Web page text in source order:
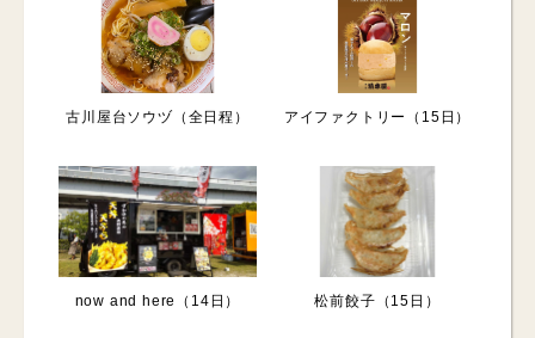
古川屋台ソウヅ（全日程） アイファクトリー（15日）
now and here（14日） 松前餃子（15日）